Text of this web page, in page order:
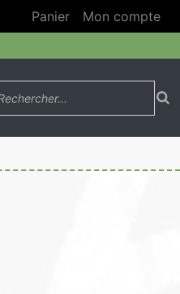
Panier
Mon compte